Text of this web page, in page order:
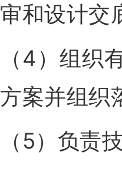
审和设计交
（4）组织
方案并组织
（5）负责